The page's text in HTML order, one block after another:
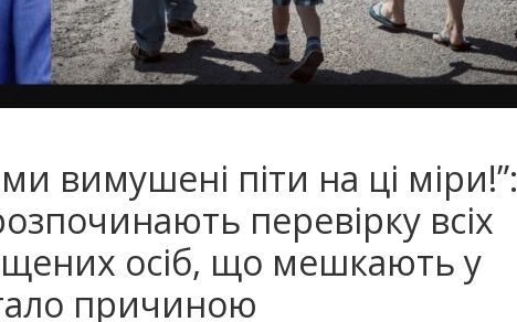
вимушені піти на ці міри!”:
перевірку всіх
осіб, що мешкають у
причиною